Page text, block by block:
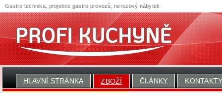
HLAVNÍ STRÁNKA ZBOŽÍ ČLÁNKY
Gastro technika, projekce gastro provozů, nerezový nábytek